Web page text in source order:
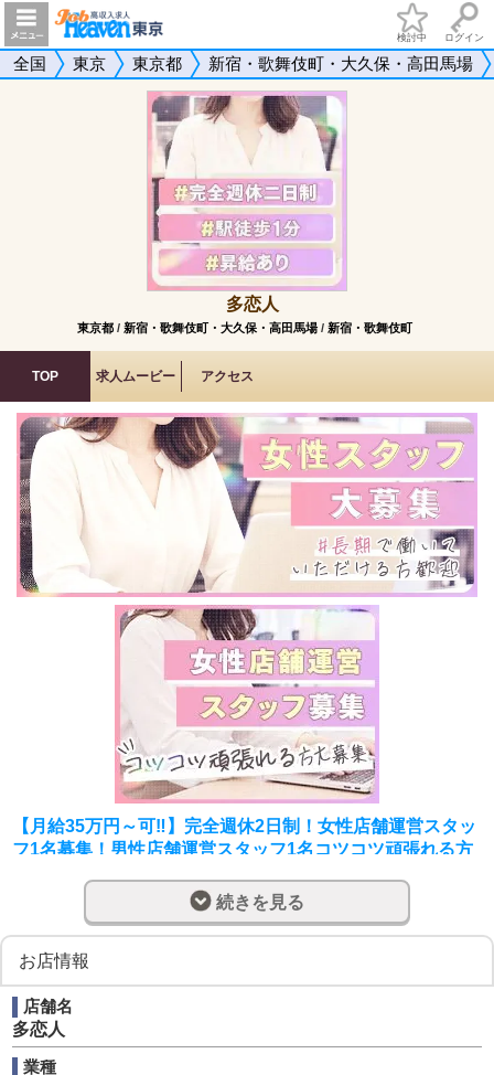
検討中 ログイン
全国 東京 東京都 新宿・歌舞伎町・大久保・高田馬場
多恋人
東京都/ 新宿・歌舞伎町・大久保・高田馬場/ 新宿・歌舞伎町
TOP 求人ムービー アクセス
【月給35万円～可‼】完全週休2日制！女性店舗運営スタッ
フ1名募集！男性店舗運営スタッフ1名コツコツ頑張れる方
新宿3丁目駅から徒歩1分の好立地に所在するソープランド
『多恋人』
だから楽々出勤が可能！
長期で働きたい方大歓迎
■募集要項■
女性店舗運営スタッフ1名 男性店舗運営スタッフ1名
続きを見る
お店情報
店舗名
多恋人
業種